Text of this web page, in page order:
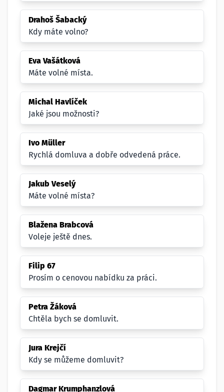
Drahoš Šabacký
Kdy máte volno?
Eva Vašátková
Máte volné místa.
Michal Havlíček
Jaké jsou možnosti?
Ivo Müller
Rychlá domluva a dobře odvedená práce.
Jakub Veselý
Máte volné místa?
Blažena Brabcová
Voleje ještě dnes.
Filip 67
Prosím o cenovou nabídku za práci.
Petra Žáková
Chtěla bych se domluvit.
Jura Krejčí
Kdy se můžeme domluvit?
Dagmar Krumphanzlová